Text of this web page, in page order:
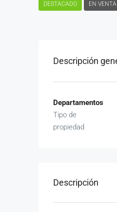
DESTACADO EN VENTA
Descripción
Departamentos
Tipo de
propiedad
Descripción